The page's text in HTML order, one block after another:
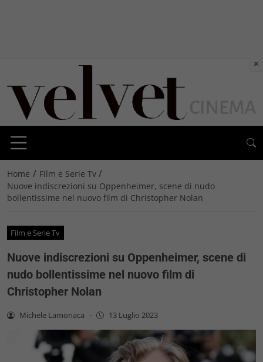
Home / Film e Serie Tv /
Nuove indiscrezioni su Oppenheimer, scene di nudo
bollentissime nel nuovo film di Christopher Nolan
Film e Serie Tv
Nuove indiscrezioni su Oppenheimer, scene di
nudo bollentissime nel nuovo film di
Christopher Nolan
Michele Lamonaca - 13 Luglio 2023
×